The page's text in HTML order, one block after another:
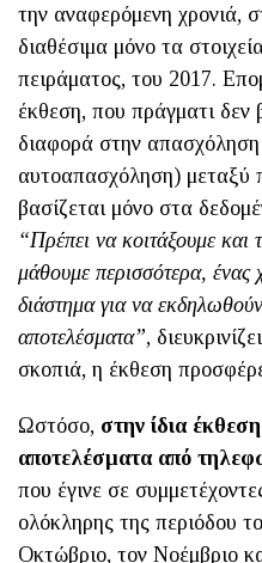
την αναφερόμενη χρονιά,
διαθέσιμα μόνο τα
πειράματος, του 2017.
έκθεση, που πράγματι δεν
διαφορά στην
αυτοαπασχόληση) μεταξύ
βασίζεται μόνο στα
“Πρέπει να κοιτάξουμε και
μάθουμε περισσότερα, ένας
διάστημα για να
αποτελέσματα”,
σκοπιά, η έκθεση
Ωστόσο, στην ίδια
αποτελέσματα από
που έγινε σε
ολόκληρης της περιόδου
Οκτώβριο, τον Νοέμβριο